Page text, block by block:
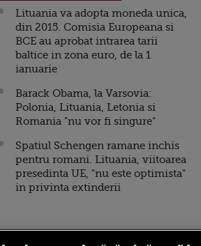
Lituania va adopta moneda unica,
din 2015. Comisia Europeana si
BCE au aprobat intrarea tarii
baltice in zona euro, de la 1
ianuarie
Barack Obama, la Varsovia:
Polonia, Lituania, Letonia si
Romania "nu vor fi singure"
Spatiul Schengen ramane inchis
pentru romani. Lituania, viitoarea
presedinta UE, "nu este optimista"
in privinta extinderii